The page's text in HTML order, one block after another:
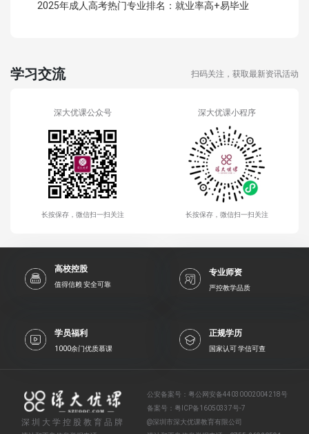
2025年成人高考热门专业排名：就业率高+易毕业
学习交流 扫码关注，获取最新资讯活动
深大优课公众号
长按保存，微信扫一扫关注
深大优课小程序
长按保存，微信扫一扫关注
高校控股
值得信赖 安全可靠
专业师资
严控教学品质
学员福利
1000余门优质慕课
正规学历
国家认可 学信可查
深圳大学控股教育品牌
公安备案号： 粤公网安备44030002004218号
备案号： 粤ICP备16050337号-7
@深圳市深大优课教育有限公司